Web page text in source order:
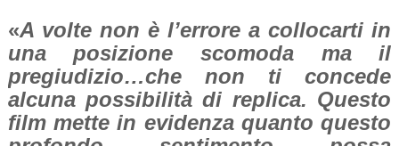
«A volte non è l’errore a collocarti in
una posizione scomoda ma il
pregiudizio…che non ti concede
alcuna possibilità di replica. Questo
film mette in evidenza quanto questo